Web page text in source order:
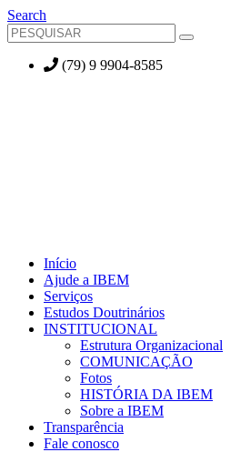
Search
(79) 9 9904-8585
Início
Ajude a IBEM
Serviços
Estudos Doutrinários
INSTITUCIONAL
Estrutura Organizacional
COMUNICAÇÃO
Fotos
HISTÓRIA DA IBEM
Sobre a IBEM
Transparência
Fale conosco